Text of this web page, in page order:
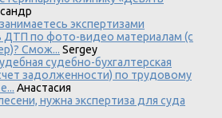
экспертизами
ДТП по фото-видео материалам (с
Смож... Sergey
судебно-бухгалтерская
задолженности) по трудовому
Анастасия
нужна экспертиза для суда